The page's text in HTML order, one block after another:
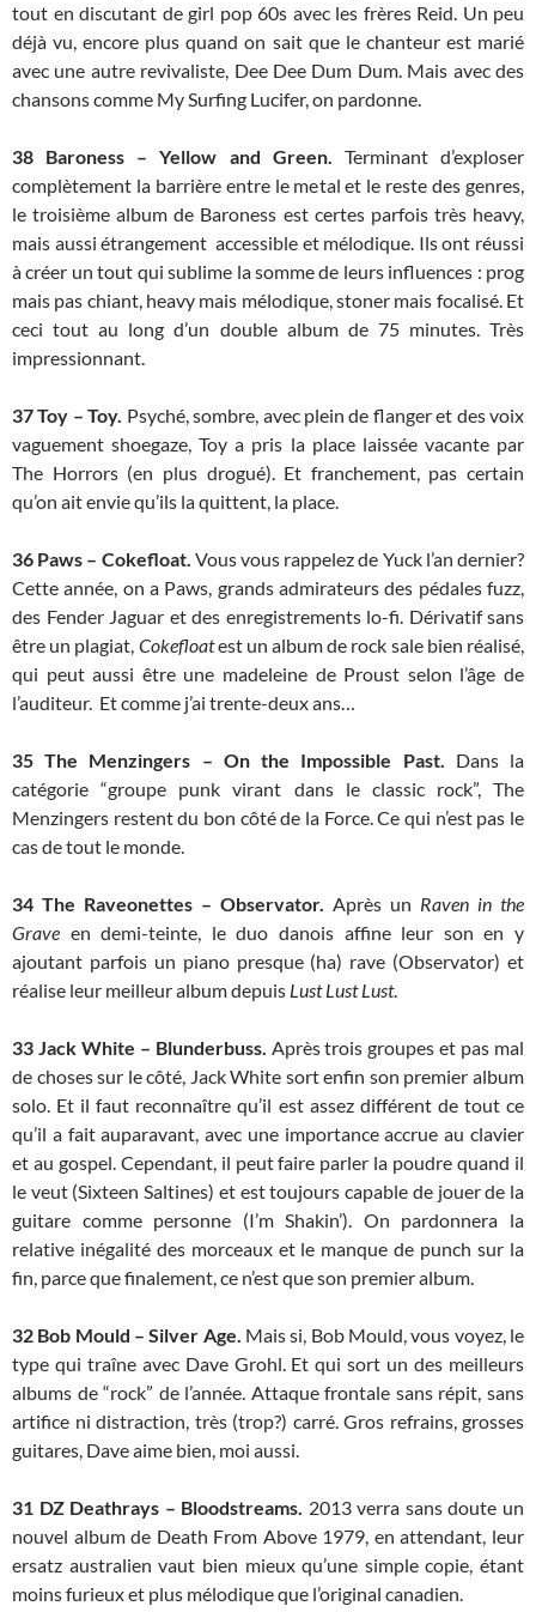
tout en discutant de girl pop 60s avec les frères Reid. Un peu
déjà vu, encore plus quand on sait que le chanteur est marié
avec une autre revivaliste, Dee Dee Dum Dum. Mais avec des
chansons comme My Surfing Lucifer, on pardonne.
38 Baroness – Yellow and Green. Terminant d’exploser
complètement la barrière entre le metal et le reste des genres,
le troisième album de Baroness est certes parfois très heavy,
mais aussi étrangement accessible et mélodique. Ils ont réussi
à créer un tout qui sublime la somme de leurs influences : prog
mais pas chiant, heavy mais mélodique, stoner mais focalisé. Et
ceci tout au long d’un double album de 75 minutes. Très
impressionnant.
37Toy – Toy. Psyché, sombre, avec plein de flanger et des voix
vaguement shoegaze, Toy a pris la place laissée vacante par
The Horrors (en plus drogué). Et franchement, pas certain
qu’on ait envie qu’ils la quittent, la place.
36 Paws – Cokefloat. Vous vous rappelez de Yuck l’an dernier?
Cette année, on a Paws, grands admirateurs des pédales fuzz,
des Fender Jaguar et des enregistrements lo-fi. Dérivatif sans
être un plagiat, Cokefloatest un album de rock sale bien réalisé,
qui peut aussi être une madeleine de Proust selon l’âge de
l’auditeur. Et comme j’ai trente-deux ans…
35The Menzingers – On the Impossible Past. Dans la
catégorie “groupe punk virant dans le classic rock”, The
Menzingers restent du bon côté de la Force. Ce qui n’est pas le
cas de tout le monde.
34 The Raveonettes – Observator. Après un Raven in the
Grave en demi-teinte, le duo danois affine leur son en y
ajoutant parfois un piano presque (ha) rave (Observator) et
réalise leur meilleur album depuis Lust Lust Lust.
33 Jack White – Blunderbuss. Après trois groupes et pas mal
de choses sur le côté, Jack White sort enfin son premier album
solo. Et il faut reconnaître qu’il est assez différent de tout ce
qu’il a fait auparavant, avec une importance accrue au clavier
et au gospel. Cependant, il peut faire parler la poudre quand il
le veut (Sixteen Saltines) et est toujours capable de jouer de la
guitare comme personne (I’m Shakin’). On pardonnera la
relative inégalité des morceaux et le manque de punch sur la
fin, parce que finalement, ce n’est que son premier album.
32 Bob Mould – Silver Age. Mais si, Bob Mould, vous voyez, le
type qui traîne avec Dave Grohl. Et qui sort un des meilleurs
albums de “rock” de l’année. Attaque frontale sans répit, sans
artifice ni distraction, très (trop?) carré. Gros refrains, grosses
guitares, Dave aime bien, moi aussi.
31 DZ Deathrays – Bloodstreams. 2013 verra sans doute un
nouvel album de Death From Above 1979, en attendant, leur
ersatz australien vaut bien mieux qu’une simple copie, étant
moins furieux et plus mélodique que l’original canadien.